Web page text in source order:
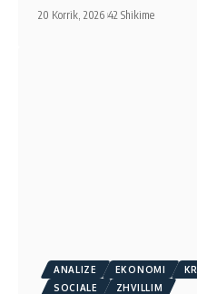
20 Korrik, 2026 42 Shikime
ANALIZE EKONOMI
SOCIALE
ZHVILLIM